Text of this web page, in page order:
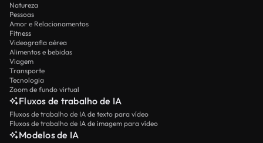
Natureza
Pessoas
Amor e Relacionamentos
Fitness
Videografia aérea
Alimentos e bebidas
Viagem
Transporte
Tecnologia
Zoom de fundo virtual
Fluxos de trabalho de IA
Fluxos de trabalho de IA de texto para vídeo
Fluxos de trabalho de IA de imagem para vídeo
Modelos de IA